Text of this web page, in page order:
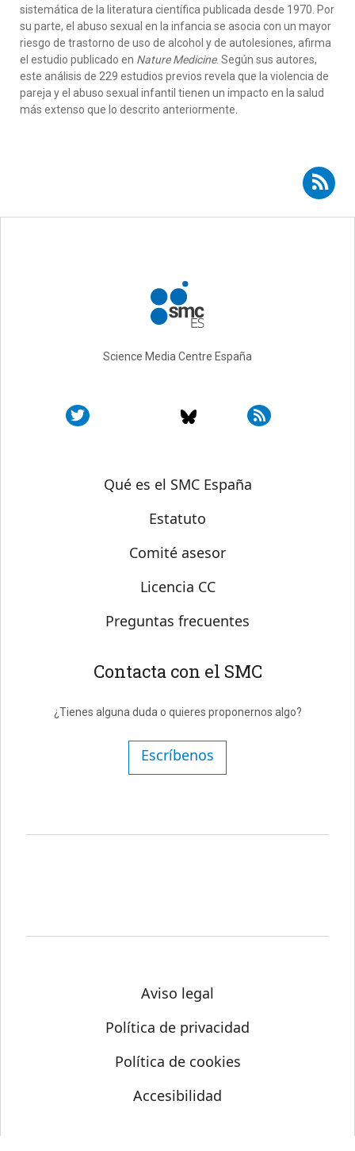
sistemática de la literatura científica publicada desde 1970. Por
su parte, el abuso sexual en la infancia se asocia con un mayor
riesgo de trastorno de uso de alcohol y de autolesiones, afirma
el estudio publicado en Nature Medicine. Según sus autores,
este análisis de 229 estudios previos revela que la violencia de
pareja y el abuso sexual infantil tienen un impacto en la salud
más extenso que lo descrito anteriormente.
Suscribirse a RSS - Marta Ferragut Ortiz-Tallo
Science Media Centre España
Sobre SMC España
Qué es el SMC España
Estatuto
Comité asesor
Licencia CC
Preguntas frecuentes
Contacta con el SMC
¿Tienes alguna duda o quieres proponernos algo?
Escríbenos
Aviso legal
Política de privacidad
Política de cookies
Accesibilidad